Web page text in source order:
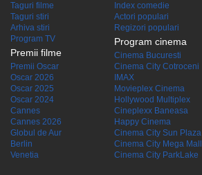
Taguri filme
Taguri stiri
Arhiva stiri
Program TV
Premii filme
Premii Oscar
Oscar 2026
Oscar 2025
Oscar 2024
Cannes
Cannes 2026
Globul de Aur
Berlin
Venetia
Index comedie
Actori populari
Regizori populari
Program cinema
Cinema Bucuresti
Cinema City Cotroceni
IMAX
Movieplex Cinema
Hollywood Multiplex
Cineplexx Baneasa
Happy Cinema
Cinema City Sun Plaza
Cinema City Mega Mall
Cinema City ParkLake